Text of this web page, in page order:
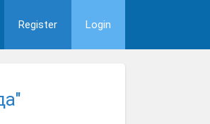
Register Login